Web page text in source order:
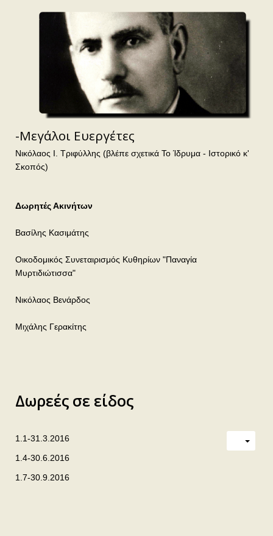
-Μεγάλοι Ευεργέτες
Νικόλαος Ι. Τριφύλλης (βλέπε σχετικά Το Ίδρυμα - Ιστορικό κ'
Σκοπός)
Δωρητές Ακινήτων
Βασίλης Κασιμάτης
Οικοδομικός Συνεταιρισμός Κυθηρίων "Παναγία
Μυρτιδιώτισσα"
Νικόλαος Βενάρδος
Μιχάλης Γερακίτης
Δωρεές σε είδος
1.1-31.3.2016
1.4-30.6.2016
1.7-30.9.2016